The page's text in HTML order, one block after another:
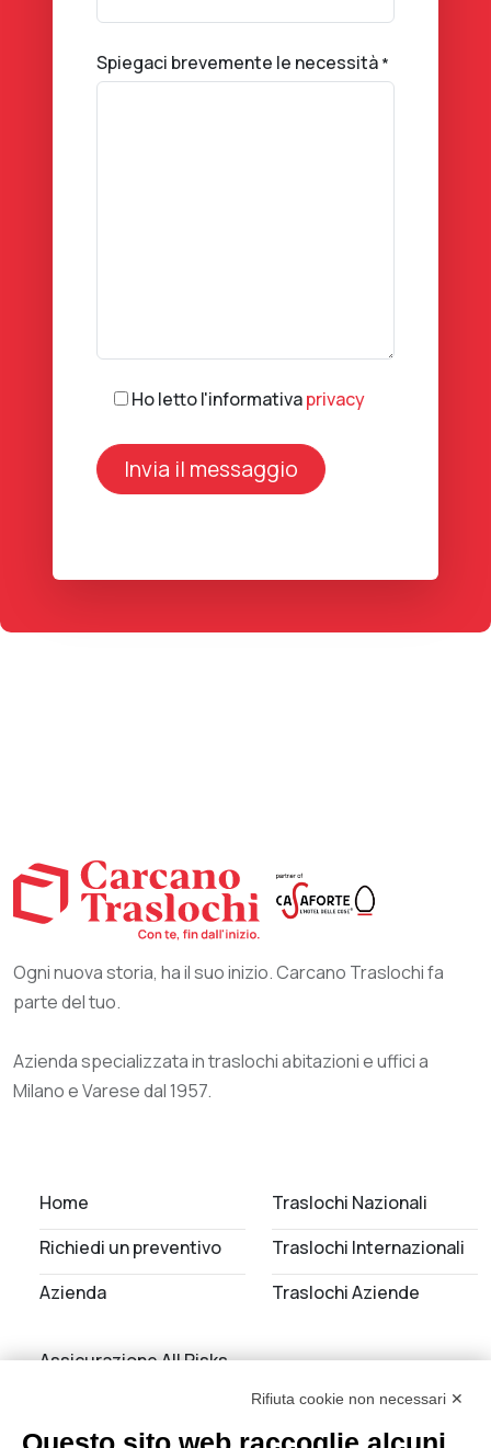
Spiegaci brevemente le necessità *
Ho letto l'informativaprivacy
Ogni nuova storia, ha il suo inizio. Carcano Traslochi fa
parte del tuo.
Azienda specializzata in traslochi abitazioni e uffici a
Milano e Varese dal 1957.
Home
Richiedi un preventivo
Azienda
Traslochi Nazionali
Traslochi Internazionali
Traslochi Aziende
Assicurazione All Risks
Rifiuta cookie non necessari ✕